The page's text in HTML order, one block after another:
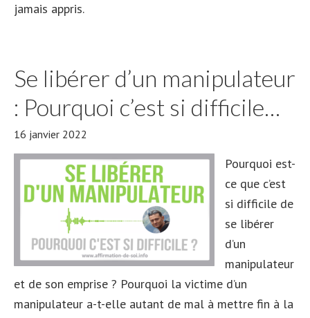
jamais appris.
Se libérer d’un manipulateur
: Pourquoi c’est si difficile…
16 janvier 2022
Pourquoi est-
ce que c’est
si difficile de
se libérer
d’un
manipulateur
et de son emprise ? Pourquoi la victime d’un
manipulateur a-t-elle autant de mal à mettre fin à la